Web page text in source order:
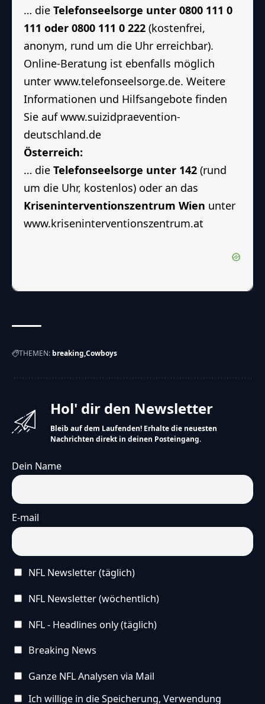
… die Telefonseelsorge unter 0800 111 0
111 oder 0800 111 0 222 (kostenfrei,
anonym, rund um die Uhr erreichbar).
Online-Beratung ist ebenfalls möglich
unter www.telefonseelsorge.de. Weitere
Informationen und Hilfsangebote finden
Sie aufwww.suizidpraevention-
deutschland.de
Österreich:
… die Telefonseelsorge unter 142 (rund
um die Uhr, kostenlos) oder an das
Kriseninterventionszentrum Wien unter
www.kriseninterventionszentrum.at
THEMEN: breaking Cowboys
Hol' dir den Newsletter
Bleib auf dem Laufenden! Erhalte die neuesten
Nachrichten direkt in deinen Posteingang.
Dein Name
E-mail
NFL Newsletter (täglich)
NFL Newsletter (wöchentlich)
NFL - Headlines only (täglich)
Breaking News
Ganze NFL Analysen via Mail
Ich willige in die Speicherung, Verwendung